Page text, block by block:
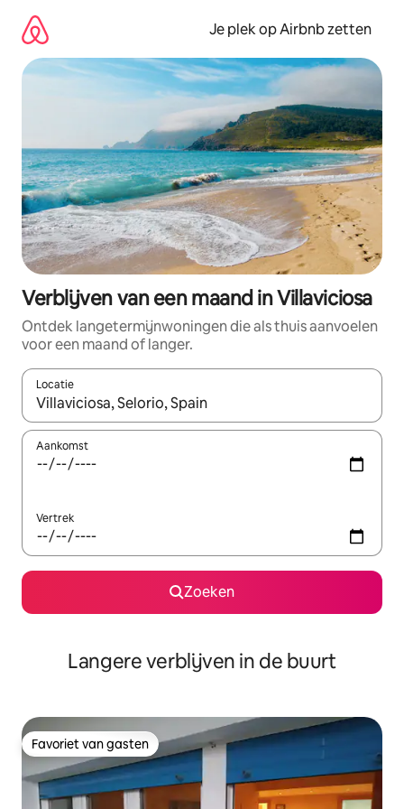
direct
naar
inhoud
Je plek op Airbnb zetten
Verblijven van een maand in Villaviciosa
Ontdek langetermijnwoningen die als thuis aanvoelen
voor een maand of langer.
Locatie
Wanneer er resultaten beschikbaar zijn, maak je een keuze
Aankomst
Vertrek
Zoeken
Langere verblijven in de buurt
Favoriet van gasten
Favoriet van gasten